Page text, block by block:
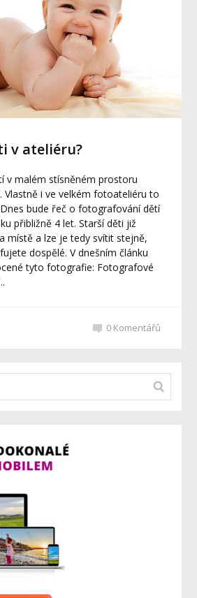
v ateliéru?
v malém stísněném prostoru
Vlastně i ve velkém fotoateliéru to
bude řeč o fotografování dětí
přibližně 4 let. Starší děti již
místě a lze je tedy svítit stejně,
dospělé. V dnešním článku
tyto fotografie: Fotografové
0 Komentářů